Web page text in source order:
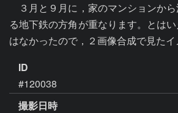
３月と９月に，家のマンションか
る地下鉄の方角が重なります。とは
はなかったので，２画像合成で見たイ
ID
#120038
撮影日時